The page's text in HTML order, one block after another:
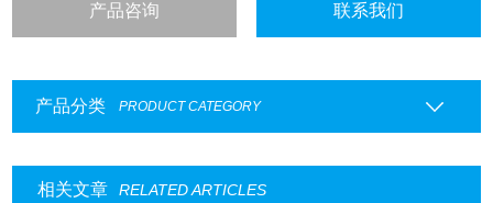
产品咨询 联系我们
产品分类 PRODUCT CATEGORY
相关文章 RELATED ARTICLES